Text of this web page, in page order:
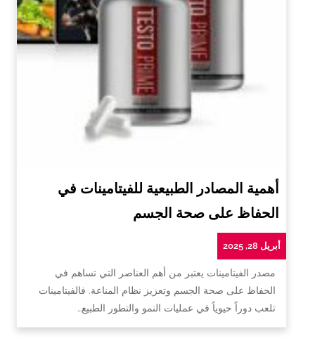
أهمية المصادر الطبيعية للفيتامينات في
الحفاظ على صحة الجسم
أبريل 28, 2025
مصدر الفيتامينات يعتبر من أهم العناصر التي تساهم في
الحفاظ على صحة الجسم وتعزيز نظام المناعة. فالفيتامينات
تلعب دوراً حيوياً في عمليات النمو والتطور الطبيع…